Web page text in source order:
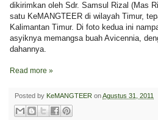
dikirimkan oleh Sdr. Samsul Rizal (Mas
satu KeMANGTEER di wilayah Timur,
Kalimantan Timur. Di foto kedua ini
asyiknya memangsa buah Avicennia,
dahannya.
Read more »
Posted by KeMANGTEER onAgustus 31, 2011